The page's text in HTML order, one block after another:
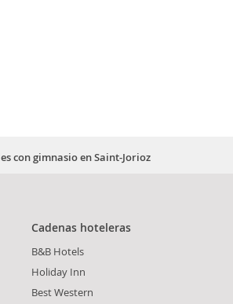
con gimnasio en Saint-Jorioz
Cadenas hoteleras
B&B Hotels
Holiday Inn
Best Western